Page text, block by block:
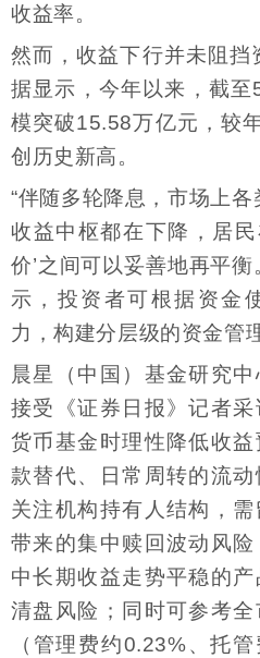
收益率。
然而，收益下行并未阻挡
据显示，今年以来，截
模突破15.58万亿元，较
创历史新高。
“伴随多轮降息，市场上各
收益中枢都在下降，居民
价’之间可以妥善地再平
示，投资者可根据资金
力，构建分层级的资金管
晨星（中国）基金研究
接受《证券日报》记者
货币基金时理性降低收
款替代、日常周转的流
关注机构持有人结构，
带来的集中赎回波动风险
中长期收益走势平稳的
清盘风险；同时可参考
（管理费约0.23%、托